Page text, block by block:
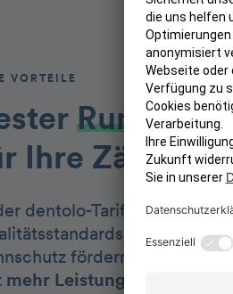
VORTEILE
Rundum-
Ihre Zähne
dentolo-Tarif schützt Sie
Als
fördern wir Ihre
mehr Leistung,